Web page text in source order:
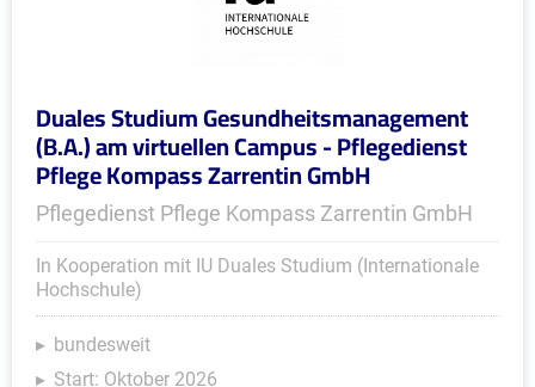
Duales Studium Gesundheitsmanagement
(B.A.) am virtuellen Campus - Pflegedienst
Pflege Kompass Zarrentin GmbH
Pflegedienst Pflege Kompass Zarrentin GmbH
In Kooperation mit IU Duales Studium (Internationale
Hochschule)
bundesweit
Start: Oktober 2026